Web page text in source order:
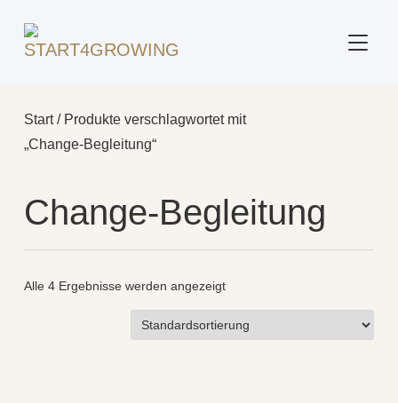
Start/ Produkte verschlagwortet mit
„Change‑Begleitung“
Change‑Begleitung
Alle 4 Ergebnisse werden angezeigt